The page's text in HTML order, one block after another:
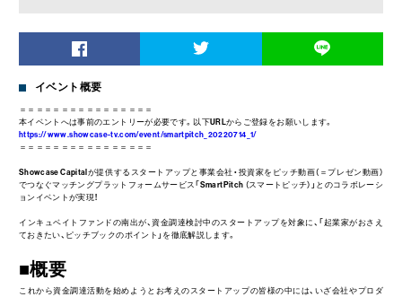
イベント概要
＝＝＝＝＝＝＝＝＝＝＝＝＝＝＝＝
本イベントへは事前のエントリーが必要です。以下URLからご登録をお願いします。
https://www.showcase-tv.com/event/smartpitch_20220714_1/
＝＝＝＝＝＝＝＝＝＝＝＝＝＝＝＝
Showcase Capitalが提供するスタートアップと事業会社・投資家をピッチ動画（＝プレゼン動画）
でつなぐマッチングプラットフォームサービス「SmartPitch （スマートピッチ）」とのコラボレーシ
ョンイベントが実現！
インキュベイトファンドの南出が、資金調達検討中のスタートアップを対象に、「起業家がおさえ
ておきたい、ピッチブックのポイント」を徹底解説します。
■概要
これから資金調達活動を始めようとお考えのスタートアップの皆様の中には、いざ会社やプロダ